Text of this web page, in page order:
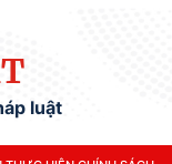
luật